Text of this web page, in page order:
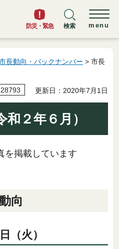
防災・緊急 検索 menu
長動向・バックナンバー > 市長
更新日：2020年7月1日
２年６月）
を掲載しています
向
（火）